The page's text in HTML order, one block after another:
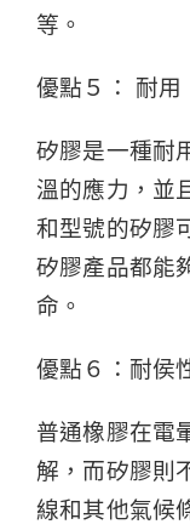
等。
優點５： 耐用
矽膠是一種耐
溫的應力，並
和型號的矽膠
矽膠產品都能
命。
優點６：耐侯
普通橡膠在電
解，而矽膠則
線和其他氣候